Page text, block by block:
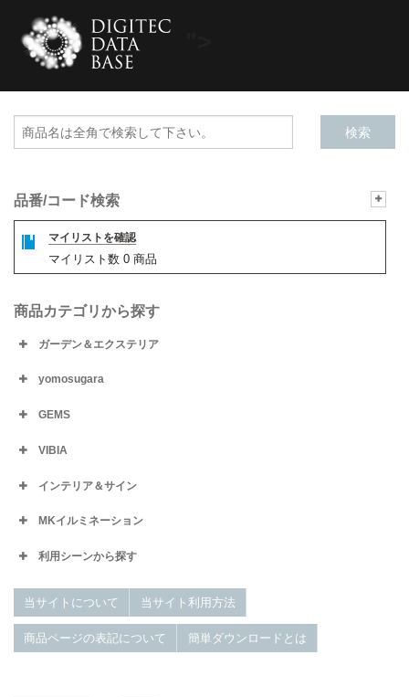
品番/コード検索
マイリストを確認
マイリスト数 0 商品
商品カテゴリから探す
ガーデン＆エクステリア
yomosugara
GEMS
VIBIA
インテリア＆サイン
MKイルミネーション
利用シーンから探す
当サイトについて 当サイト利用方法
商品ページの表記について 簡単ダウンロードとは